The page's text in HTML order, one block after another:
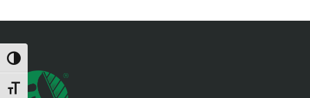
ALTERNAR ALTO CONTRASTE
ALTERNAR TAMANHO DA FONTE